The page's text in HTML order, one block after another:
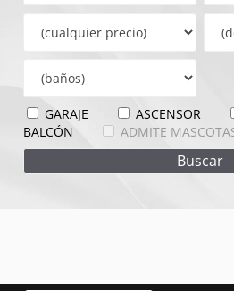
GARAJE ASCENSOR
BALCÓN
ADMITE